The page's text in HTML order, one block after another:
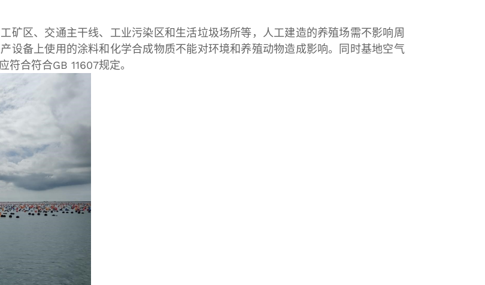
矿区、交通主干线、工业污染区和生活垃圾场所等，人工建造的养殖场需不影响周
设备上使用的涂料和化学合成物质不能对环境和养殖动物造成影响。同时基地空气
合符合GB 11607规定。